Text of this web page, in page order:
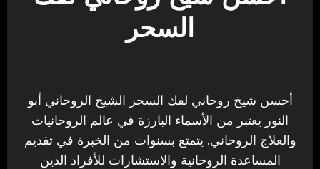
السحر
أحسن شيخ روحاني لفك السحر الشيخ الروحاني أبو
النور يعتبر من الأسماء البارزة في عالم الروحانيات
والعلاج الروحاني. يتمتع بسنوات من الخبرة في تقديم
المساعدة الروحانية والاستشارات للأفراد الذين